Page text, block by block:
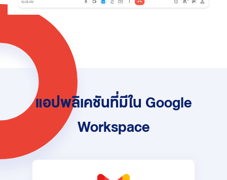
แอปพลิเคชันที่มีใน Google
Workspace